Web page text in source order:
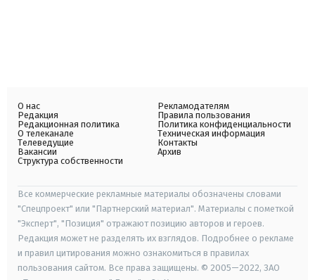
О нас
Редакция
Редакционная политика
О телеканале
Телеведущие
Вакансии
Структура собственности
Рекламодателям
Правила пользования
Политика конфиденциальности
Техническая информация
Контакты
Архив
Все коммерческие рекламные материалы обозначены словами
"Спецпроект" или "Партнерский материал". Материалы с пометкой
"Эксперт", "Позиция" отражают позицию авторов и героев.
Редакция может не разделять их взглядов. Подробнее о рекламе
и правил цитирования можно ознакомиться в правилах
пользования сайтом. Все права защищены. © 2005—2022, ЗАО